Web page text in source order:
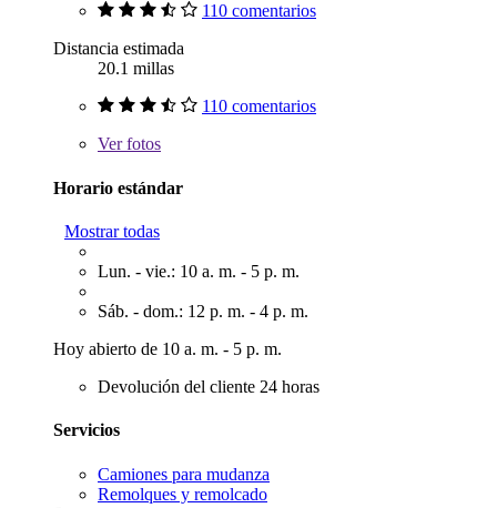
110 comentarios
Distancia estimada
20.1 millas
110 comentarios
Verfotos
Horario estándar
Mostrar todas
Lun. - vie.: 10 a. m. - 5 p. m.
Sáb. - dom.: 12 p. m. - 4 p. m.
Hoy abierto de 10 a. m. - 5 p. m.
Devolución del cliente 24 horas
Servicios
Camiones para mudanza
Remolques y remolcado